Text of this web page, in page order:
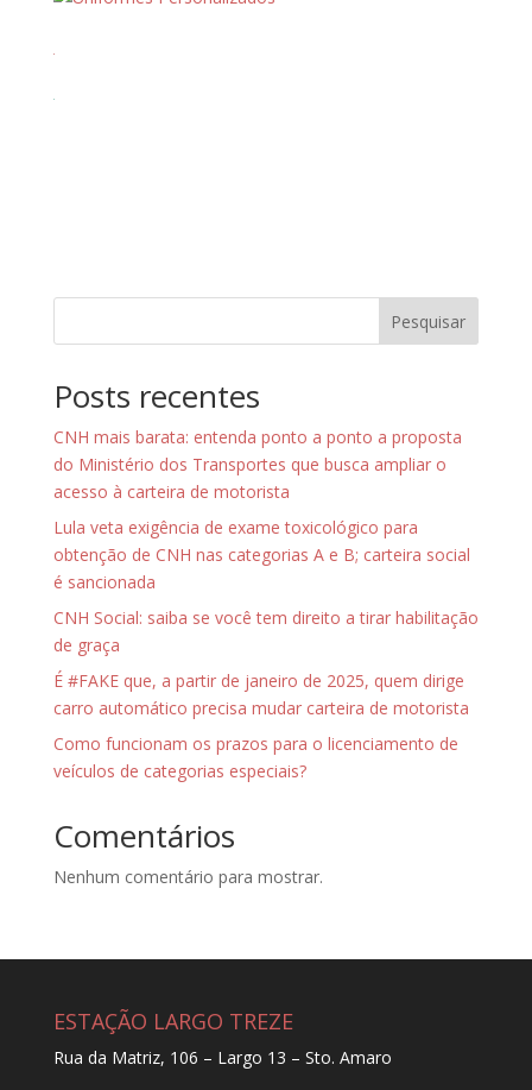
Pesquisar
Posts recentes
CNH mais barata: entenda ponto a ponto a proposta
do Ministério dos Transportes que busca ampliar o
acesso à carteira de motorista
Lula veta exigência de exame toxicológico para
obtenção de CNH nas categorias A e B; carteira social
é sancionada
CNH Social: saiba se você tem direito a tirar habilitação
de graça
É #FAKE que, a partir de janeiro de 2025, quem dirige
carro automático precisa mudar carteira de motorista
Como funcionam os prazos para o licenciamento de
veículos de categorias especiais?
Comentários
Nenhum comentário para mostrar.
ESTAÇÃO LARGO TREZE
Rua da Matriz, 106 – Largo 13 – Sto. Amaro